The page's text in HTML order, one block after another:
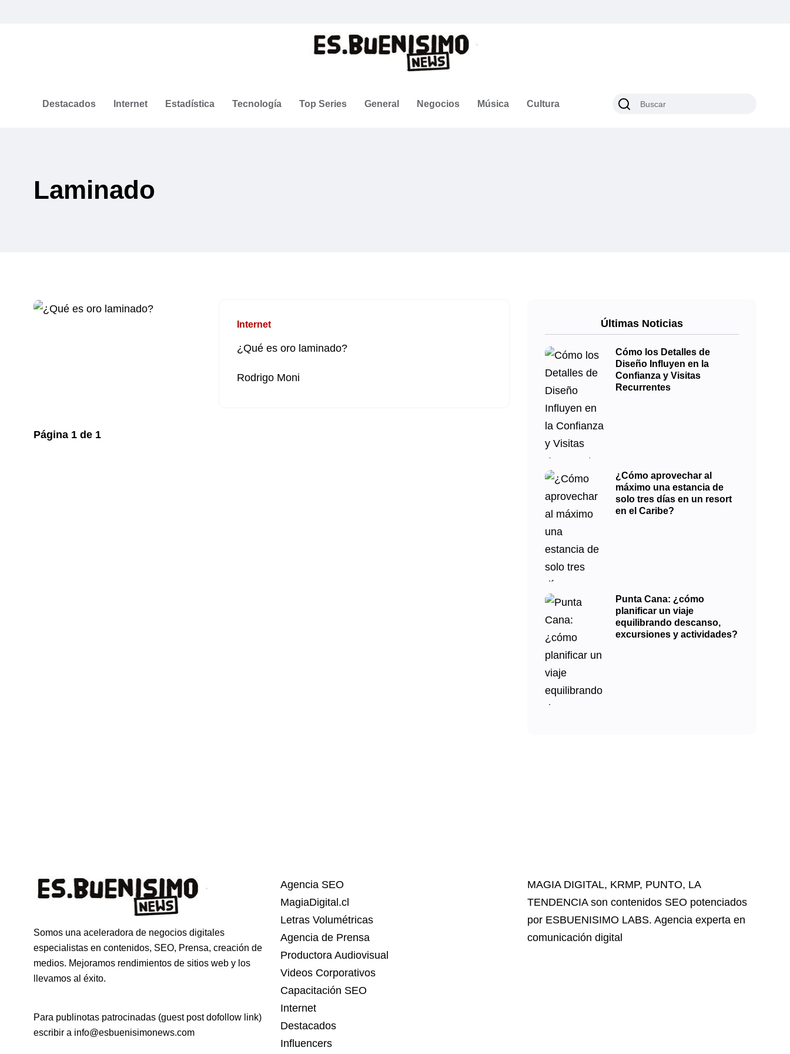
Destacados Internet Estadística Tecnología Top Series General Negocios Música Cultura
Laminado
Internet
¿Qué es oro laminado?
Rodrigo Moni
Página 1 de 1
Últimas Noticias
Cómo los Detalles de
Diseño Influyen en la
Confianza y Visitas
Recurrentes
¿Cómo aprovechar al
máximo una estancia de
solo tres días en un resort
en el Caribe?
Punta Cana: ¿cómo
planificar un viaje
equilibrando descanso,
excursiones y actividades?
Somos una aceleradora de negocios digitales
especialistas en contenidos, SEO, Prensa, creación de
medios. Mejoramos rendimientos de sitios web y los
llevamos al éxito.
Para publinotas patrocinadas (guest post dofollow link)
escribir a info@esbuenisimonews.com
Agencia SEO
MagiaDigital.cl
Letras Volumétricas
Agencia de Prensa
Productora Audiovisual
Videos Corporativos
Capacitación SEO
Internet
Destacados
Influencers
MAGIA DIGITAL, KRMP, PUNTO, LA
TENDENCIAson contenidos SEO potenciados
por ESBUENISIMO LABS. Agencia experta en
comunicación digital